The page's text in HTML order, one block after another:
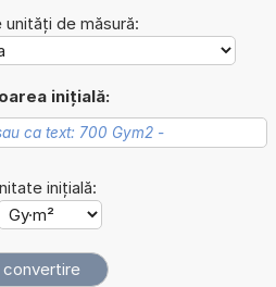
de măsură:
inițială:
inițială: